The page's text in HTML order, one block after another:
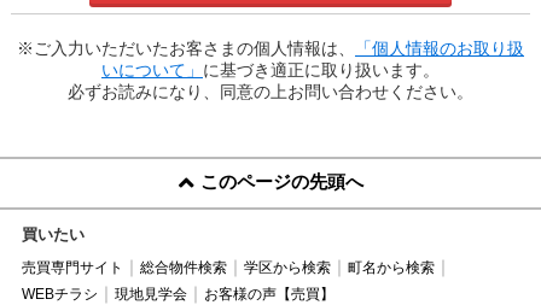
※ご入力いただいたお客さまの個人情報は、
「個人情報のお取り扱
いについて」 に基づき適正に取り扱います。
必ずお読みになり、同意の上お問い合わせください。
このページの先頭へ
買いたい
売買専門サイト 総合物件検索 学区から検索
町名から検索
WEBチラシ
現地見学会 お客様の声【売買】